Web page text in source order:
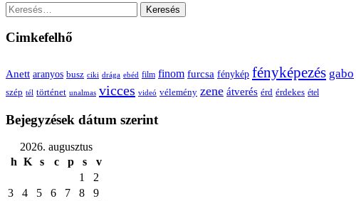
Keresés:
Cimkefelhő
Anett aranyos busz ciki drága ebéd film finom furcsa fénykép fényképezés gabo
szép tél történet unalmas vicces videó vélemény zene átverés érd érdekes étel
Bejegyzések dátum szerint
2026. augusztus
h K s c p s
v
1
2
3
4 5 6 7 8
9